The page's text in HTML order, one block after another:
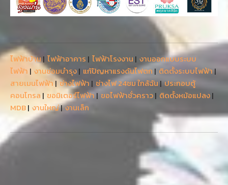
ไฟฟ้าบ้าน| ไฟฟ้าอาคาร | ไฟฟ้าโรงงาน | งานออกแบบระบบ
ไฟฟ้า | งานซ่อมบำรุง| แก้ปัญหาแรงดันไฟตก | ติดตั้งระบบไฟฟ้า|
สายเมนไฟฟ้า|ช่างไฟฟ้า | ช่างไฟ 24ชม ใกล้ฉัน|ประกอบตู้
คอนโทรล | ขอมิเตอร์ไฟฟ้า | ขอไฟฟ้าชั่วคราว| ติดตั้งหม้อแปลง|
MDB| งานใหญ่|งานเล็ก